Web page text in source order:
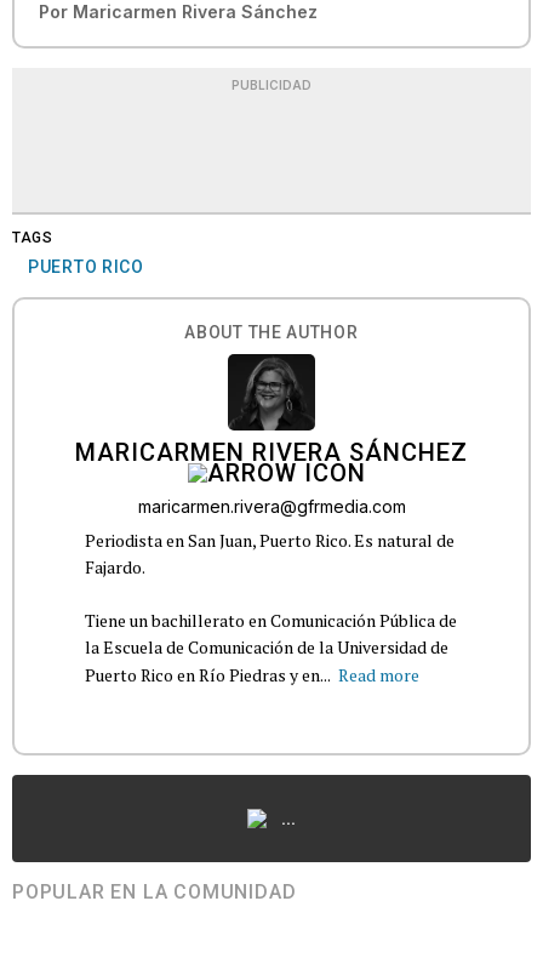
Por Maricarmen Rivera Sánchez
PUBLICIDAD
TAGS
PUERTO RICO
ABOUT THE AUTHOR
MARICARMEN RIVERA SÁNCHEZ
maricarmen.rivera@gfrmedia.com
Periodista en San Juan, Puerto Rico. Es natural de
Fajardo.
Tiene un bachillerato en Comunicación Pública de
la Escuela de Comunicación de la Universidad de
Puerto Rico en Río Piedras y en... Read more
...
POPULAR EN LA COMUNIDAD